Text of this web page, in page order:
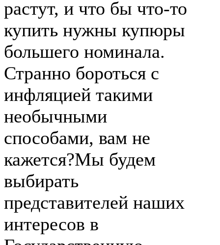
растут, и что бы что-то
купить нужны купюры
большего номинала.
Странно бороться с
инфляцией такими
необычными
способами, вам не
кажется?Мы будем
выбирать
представителей наших
интересов в